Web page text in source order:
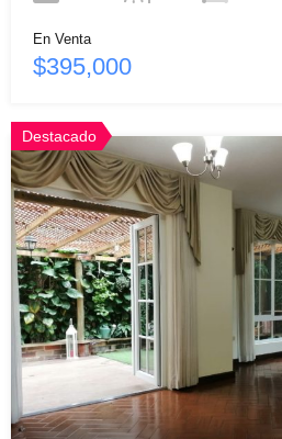
En Venta
$395,000
Destacado